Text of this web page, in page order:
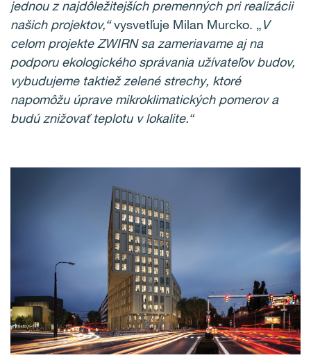
jednou z najdôležitejších premenných pri realizácii
našich projektov,“vysvetľuje Milan Murcko. „V
celom projekte ZWIRN sa zameriavame aj na
podporu ekologického správania užívateľov budov,
vybudujeme taktiež zelené strechy, ktoré
napomôžu úprave mikroklimatických pomerov a
budú znižovať teplotu v lokalite.“